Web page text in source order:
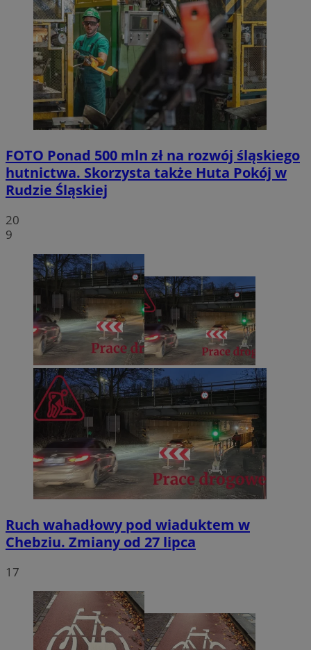
FOTO Ponad 500 mln zł na rozwój śląskiego
hutnictwa. Skorzysta także Huta Pokój w
Rudzie Śląskiej
20
9
Ruch wahadłowy pod wiaduktem w
Chebziu. Zmiany od 27 lipca
17